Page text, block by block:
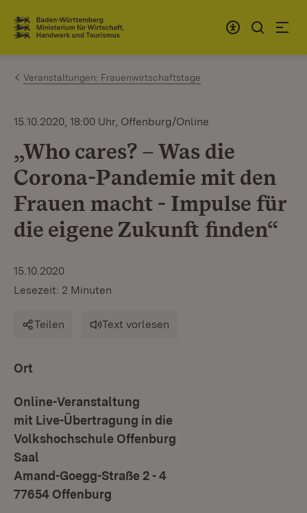
Zum Inhalt springen
Link zur Startseite
Veranstaltungen: Frauenwirtschaftstage
15.10.2020, 18:00 Uhr, Offenburg/Online
„Who cares? – Was die
Corona-Pandemie mit den
Frauen macht - Impulse für
die eigene Zukunft finden“
15.10.2020
Lesezeit: 2 Minuten
Teilen Text vorlesen
Ort
Online-Veranstaltung
mit Live-Übertragung in die
Volkshochschule Offenburg
Saal
Amand-Goegg-Straße 2 - 4
77654 Offenburg